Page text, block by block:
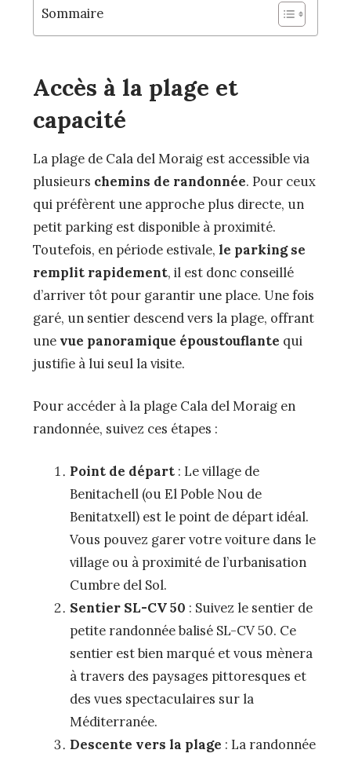
Sommaire
Accès à la plage et
capacité
La plage de Cala del Moraig est accessible via
plusieurs chemins de randonnée. Pour ceux
qui préfèrent une approche plus directe, un
petit parking est disponible à proximité.
Toutefois, en période estivale, le parking se
remplit rapidement, il est donc conseillé
d’arriver tôt pour garantir une place. Une fois
garé, un sentier descend vers la plage, offrant
une vue panoramique époustouflante qui
justifie à lui seul la visite.
Pour accéder à la plage Cala del Moraig en
randonnée, suivez ces étapes :
Point de départ: Le village de
Benitachell (ou El Poble Nou de
Benitatxell) est le point de départ idéal.
Vous pouvez garer votre voiture dans le
village ou à proximité de l’urbanisation
Cumbre del Sol.
Sentier SL-CV 50 : Suivez le sentier de
petite randonnée balisé SL-CV 50. Ce
sentier est bien marqué et vous mènera
à travers des paysages pittoresques et
des vues spectaculaires sur la
Méditerranée.
Descente vers la plage : La randonnée